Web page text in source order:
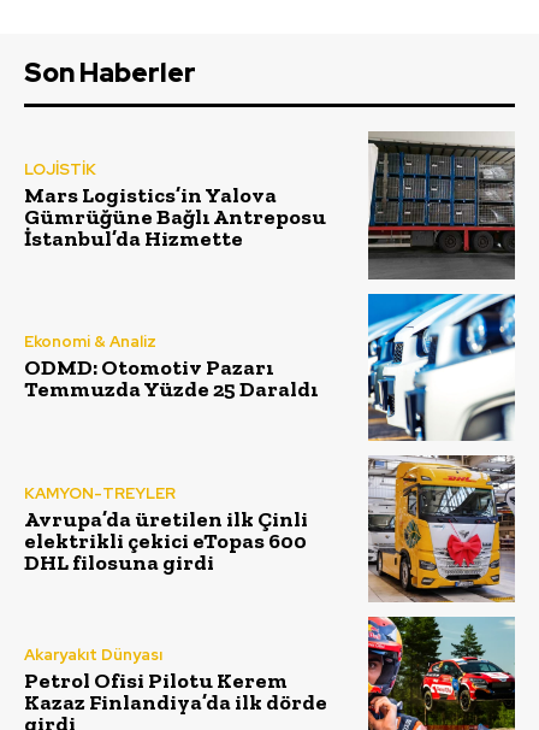
Son Haberler
LOJİSTİK
Mars Logistics’in Yalova
Gümrüğüne Bağlı Antreposu
İstanbul’da Hizmette
Ekonomi & Analiz
ODMD: Otomotiv Pazarı
Temmuzda Yüzde 25 Daraldı
KAMYON-TREYLER
Avrupa’da üretilen ilk Çinli
elektrikli çekici eTopas 600
DHL filosuna girdi
Akaryakıt Dünyası
Petrol Ofisi Pilotu Kerem
Kazaz Finlandiya’da ilk dörde
girdi